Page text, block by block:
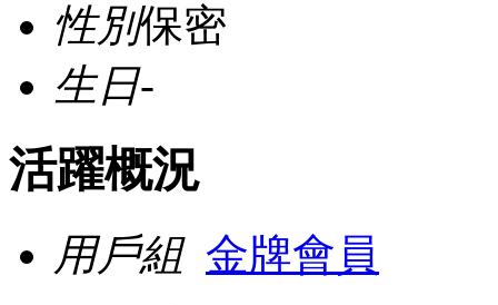
性別保密
生日-
活躍概況
用戶組 金牌會員